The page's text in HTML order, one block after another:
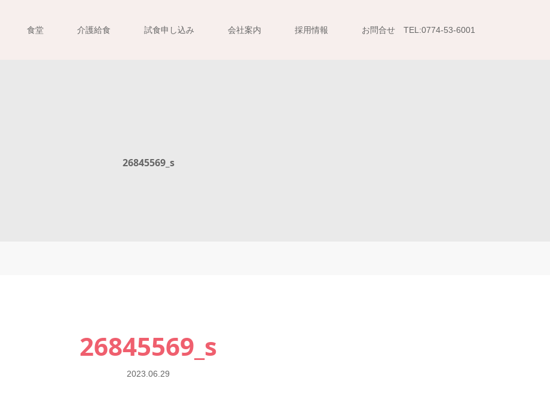
食堂 介護給食 試食申し込み 会社案内 採用情報 お問合せ TEL:0774-53-6001
26845569_s
26845569_s
2023.06.29